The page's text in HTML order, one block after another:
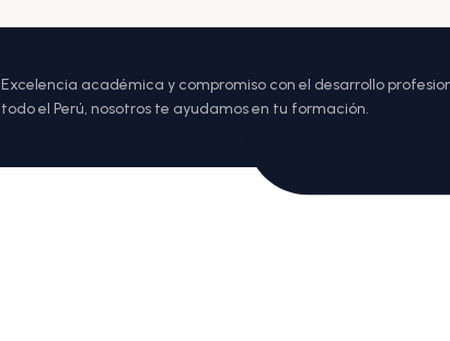
Excelencia académica y compromiso con el desarrollo
todo el Perú, nosotros te ayudamos en tu formación.